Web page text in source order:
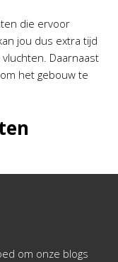
die ervoor
jou dus extra tijd
Daarnaast
het gebouw te
om onze blogs